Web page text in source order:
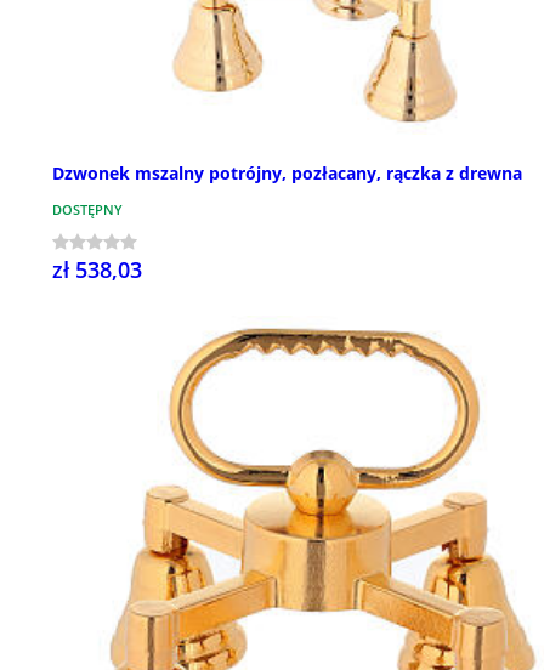
Dzwonek mszalny potrójny, pozłacany, rączka z drewna
DOSTĘPNY
zł 538,03